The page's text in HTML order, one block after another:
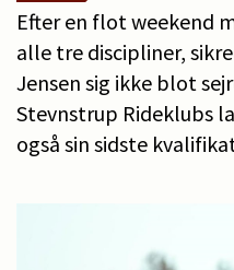
Efter en flot weekend
alle tre discipliner,
Jensen sig ikke blot
Stevnstrup Rideklubs
også sin sidste